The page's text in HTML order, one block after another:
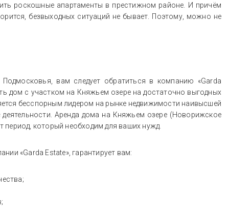
роскошные апартаменты в престижном районе. И причём
безвыходных ситуаций не бывает. Поэтому, можно не
вам следует обратиться в компанию «Garda
дом с участком на Княжьем озере на достаточно выгодных
бесспорным лидером на рынке недвижимости наивысшей
Аренда дома на Княжьем озере (Новорижское
который необходим для ваших нужд.
«Garda Estate», гарантирует вам: